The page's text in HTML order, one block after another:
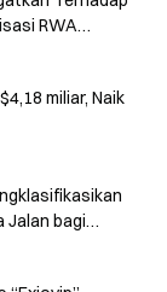
RWA
miliar, Naik
Jalan bagi